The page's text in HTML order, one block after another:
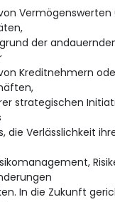
Vermögenswerten
der
Kreditnehmern
strategischen
die Verlässlichkeit
In die Zukunft